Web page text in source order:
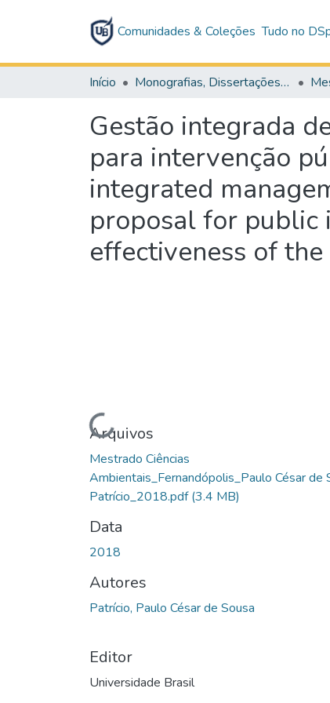
Comunidades & Coleções Tudo no
Início Monografias, Dissertações e Teses
Gestão integrada
para intervenção
integrated
proposal for public
effectiveness of
Carregando...
Arquivos
Mestrado Ciências
Ambientais_Fernandópolis_Paulo César de
Patrício_2018.pdf(3.4 MB)
Data
2018
Autores
Patrício, Paulo César de Sousa
Editor
Universidade Brasil